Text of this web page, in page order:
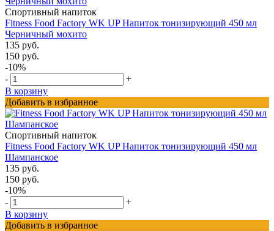
Спортивный напиток
Fitness Food Factory WK UP Напиток тонизирующий 450 мл
Черничный мохито
135 руб.
150 руб.
-10%
-
+
В корзину
Добавить в избранное
Спортивный напиток
Fitness Food Factory WK UP Напиток тонизирующий 450 мл
Шампанское
135 руб.
150 руб.
-10%
-
+
В корзину
Добавить в избранное